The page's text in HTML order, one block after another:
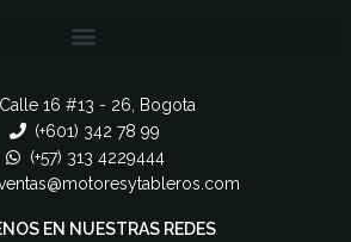
Calle 16 #13 - 26, Bogota
(+601) 342 78 99
(+57) 313 4229444
EN NUESTRAS REDES